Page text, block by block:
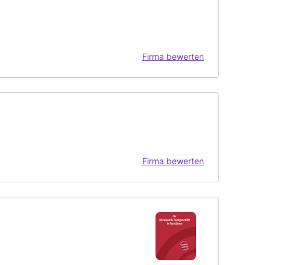
Firma bewerten
Firma bewerten